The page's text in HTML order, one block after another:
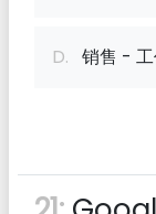
D. 销售 -